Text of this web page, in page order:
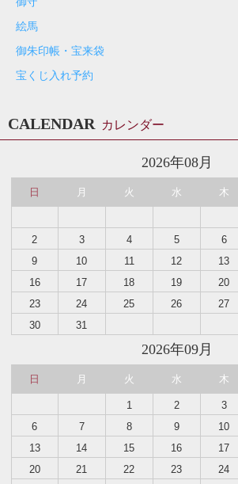
絵馬
御朱印帳・宝来袋
宝くじ入れ予約
CALENDAR カレンダー
2026年08月
日 月 火 水 木
2
3 4 5 6
9
10 11 12 13
16
17 18 19 20
23
24 25 26 27
30
31
2026年09月
日 月 火 水 木
1 2 3
6
7 8 9 10
13
14 15 16 17
20
21 22 23 24